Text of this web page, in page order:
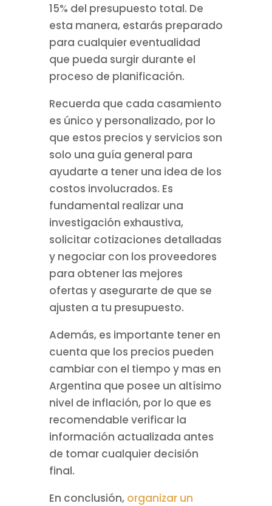
15% del presupuesto total. De
esta manera, estarás preparado
para cualquier eventualidad
que pueda surgir durante el
proceso de planificación.
Recuerda que cada casamiento
es único y personalizado, por lo
que estos precios y servicios son
solo una guía general para
ayudarte a tener una idea de los
costos involucrados. Es
fundamental realizar una
investigación exhaustiva,
solicitar cotizaciones detalladas
y negociar con los proveedores
para obtener las mejores
ofertas y asegurarte de que se
ajusten a tu presupuesto.
Además, es importante tener en
cuenta que los precios pueden
cambiar con el tiempo y mas en
Argentina que posee un altísimo
nivel de inflación, por lo que es
recomendable verificar la
información actualizada antes
de tomar cualquier decisión
final.
En conclusión, organizar un